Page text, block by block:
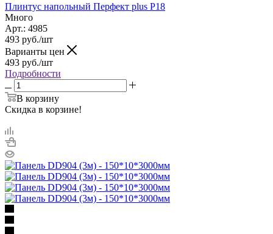
Плинтус напольный Перфект plus P18
Много
Арт.: 4985
493 руб./шт
Варианты цен
493 руб./шт
Подробности
В корзину
Скидка в корзине!